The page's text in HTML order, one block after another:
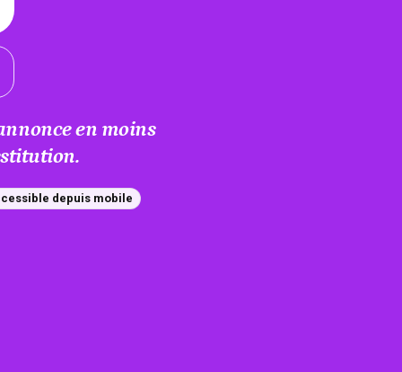
en moins
depuis mobile